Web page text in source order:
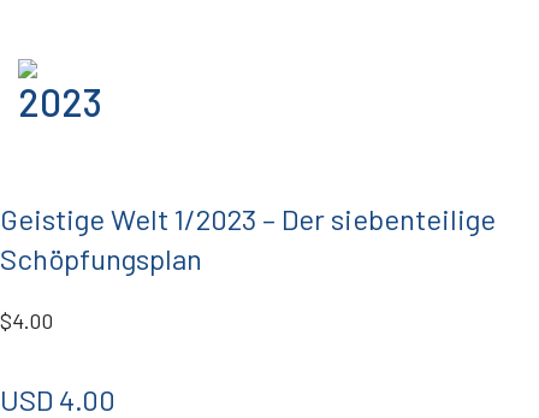
2023
Geistige Welt 1/2023 – Der siebenteilige
Schöpfungsplan
$4.00
USD 4.00